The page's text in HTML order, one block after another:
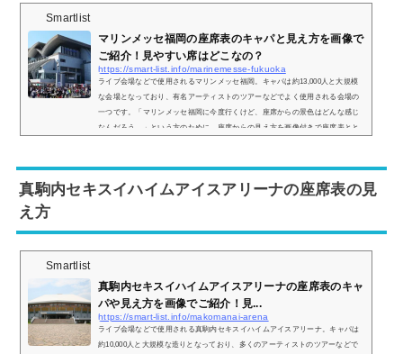
Smartlist
マリンメッセ福岡の座席表のキャパと見え方を画像で
ご紹介！見やすい席はどこなの？
https://smart-list.info/marinemesse-fukuoka
ライブ会場などで使用されるマリンメッセ福岡。キャパは約13,000人と大規模
な会場となっており、有名アーティストのツアーなどでよく使用される会場の
一つです。「マリンメッセ福岡に今度行くけど、座席からの景色はどんな感じ
なんだろう…」という方のために、座席からの見え方を画像付きで座席表とと
さらに詳細な座席表は以下のリンクから見ることができます。＞＞マリンメッ
セ福岡の...
真駒内セキスイハイムアイスアリーナの座席表の見
え方
Smartlist
真駒内セキスイハイムアイスアリーナの座席表のキャ
パや見え方を画像でご紹介！見...
https://smart-list.info/makomanai-arena
ライブ会場などで使用される真駒内セキスイハイムアイスアリーナ。キャパは
約10,000人と大規模な造りとなっており、多くのアーティストのツアーなどで